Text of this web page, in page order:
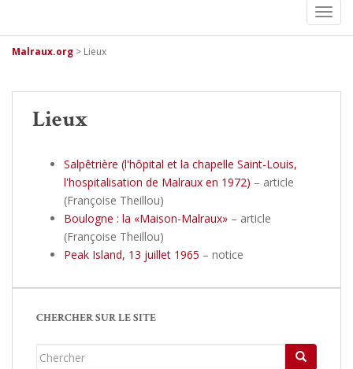
Malraux.org > Lieux
Lieux
Salpêtrière (l'hôpital et la chapelle Saint-Louis,
l'hospitalisation de Malraux en 1972) – article
(Françoise Theillou)
Boulogne : la «Maison-Malraux» – article
(Françoise Theillou)
Peak Island, 13 juillet 1965 – notice
CHERCHER SUR LE SITE
Chercher...